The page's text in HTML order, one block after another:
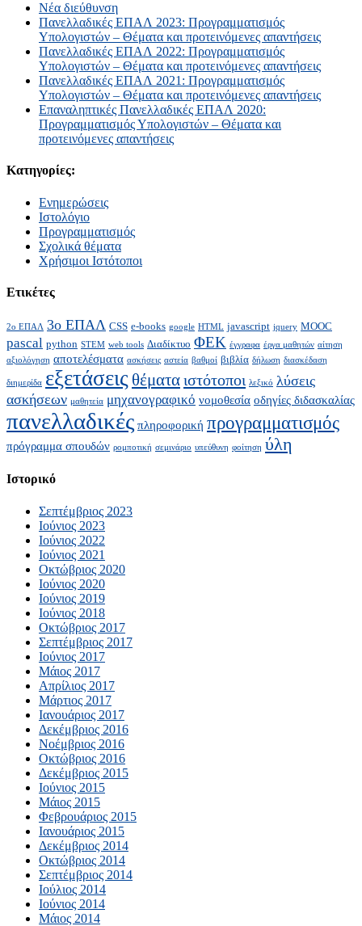
Νέα διεύθυνση
Πανελλαδικές ΕΠΑΛ 2023: Προγραμματισμός
Υπολογιστών – Θέματα και προτεινόμενες απαντήσεις
Πανελλαδικές ΕΠΑΛ 2022: Προγραμματισμός
Υπολογιστών – Θέματα και προτεινόμενες απαντήσεις
Πανελλαδικές ΕΠΑΛ 2021: Προγραμματισμός
Υπολογιστών – Θέματα και προτεινόμενες απαντήσεις
Επαναληπτικές Πανελλαδικές ΕΠΑΛ 2020:
Προγραμματισμός Υπολογιστών – Θέματα και
προτεινόμενες απαντήσεις
Κατηγορίες:
Ενημερώσεις
Ιστολόγιο
Προγραμματισμός
Σχολικά θέματα
Χρήσιμοι Ιστότοποι
Ετικέτες
2ο ΕΠΑΛ 3ο ΕΠΑΛ CSS e-books google HTML javascript jquery MOOC
pascal python STEM web tools Διαδίκτυο ΦΕΚ έγγραφα έργα μαθητών αίτηση
αξιολόγηση αποτελέσματα ασκήσεις αστεία βαθμοί βιβλία δήλωση διασκέδαση
διημερίδα εξετάσεις θέματαιστότοποι λεξικό λύσεις
ασκήσεων μαθητεία μηχανογραφικό νομοθεσία οδηγίες διδασκαλίας
πανελλαδικές πληροφορική προγραμματισμός
πρόγραμμα σπουδών ρομποτική σεμινάριο υπεύθυνη φοίτηση ύλη
Ιστορικό
Σεπτέμβριος 2023
Ιούνιος 2023
Ιούνιος 2022
Ιούνιος 2021
Οκτώβριος 2020
Ιούνιος 2020
Ιούνιος 2019
Ιούνιος 2018
Οκτώβριος 2017
Σεπτέμβριος 2017
Ιούνιος 2017
Μάιος 2017
Απρίλιος 2017
Μάρτιος 2017
Ιανουάριος 2017
Δεκέμβριος 2016
Νοέμβριος 2016
Οκτώβριος 2016
Δεκέμβριος 2015
Ιούνιος 2015
Μάιος 2015
Φεβρουάριος 2015
Ιανουάριος 2015
Δεκέμβριος 2014
Οκτώβριος 2014
Σεπτέμβριος 2014
Ιούλιος 2014
Ιούνιος 2014
Μάιος 2014